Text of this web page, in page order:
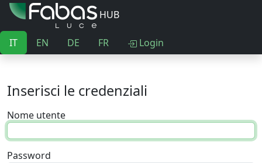
HUB
IT EN DE FR Login
Inserisci le credenziali
Nome utente
Password